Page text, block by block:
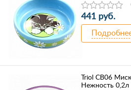
441 руб.
Triol CB06
Нежность 0,2л